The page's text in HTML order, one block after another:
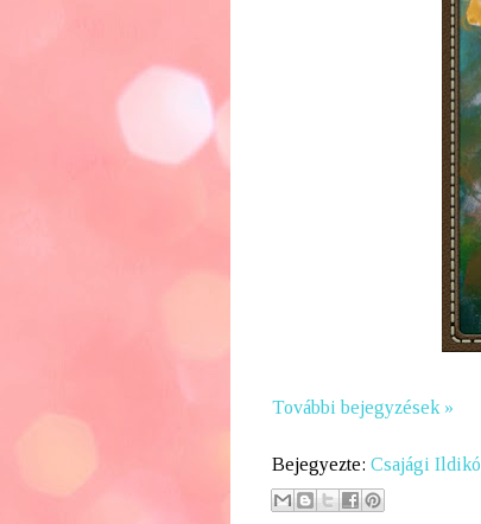
További bejegyzések »
Bejegyezte: Csajági Ildikó